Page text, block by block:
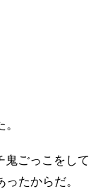
鬼ごっこをして
たからだ。